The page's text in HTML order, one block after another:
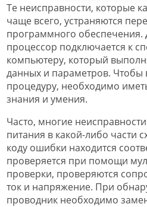
Те неисправности, которые
чаще всего, устраняются
программного обеспечения.
процессор подключается к
компьютеру, который
данных и параметров. Чтобы
процедуру, необходимо
знания и умения.
Часто, многие
питания в какой-либо части
коду ошибки находится
проверяется при помощи
проверки, проверяются
ток и напряжение. При
проводник необходимо